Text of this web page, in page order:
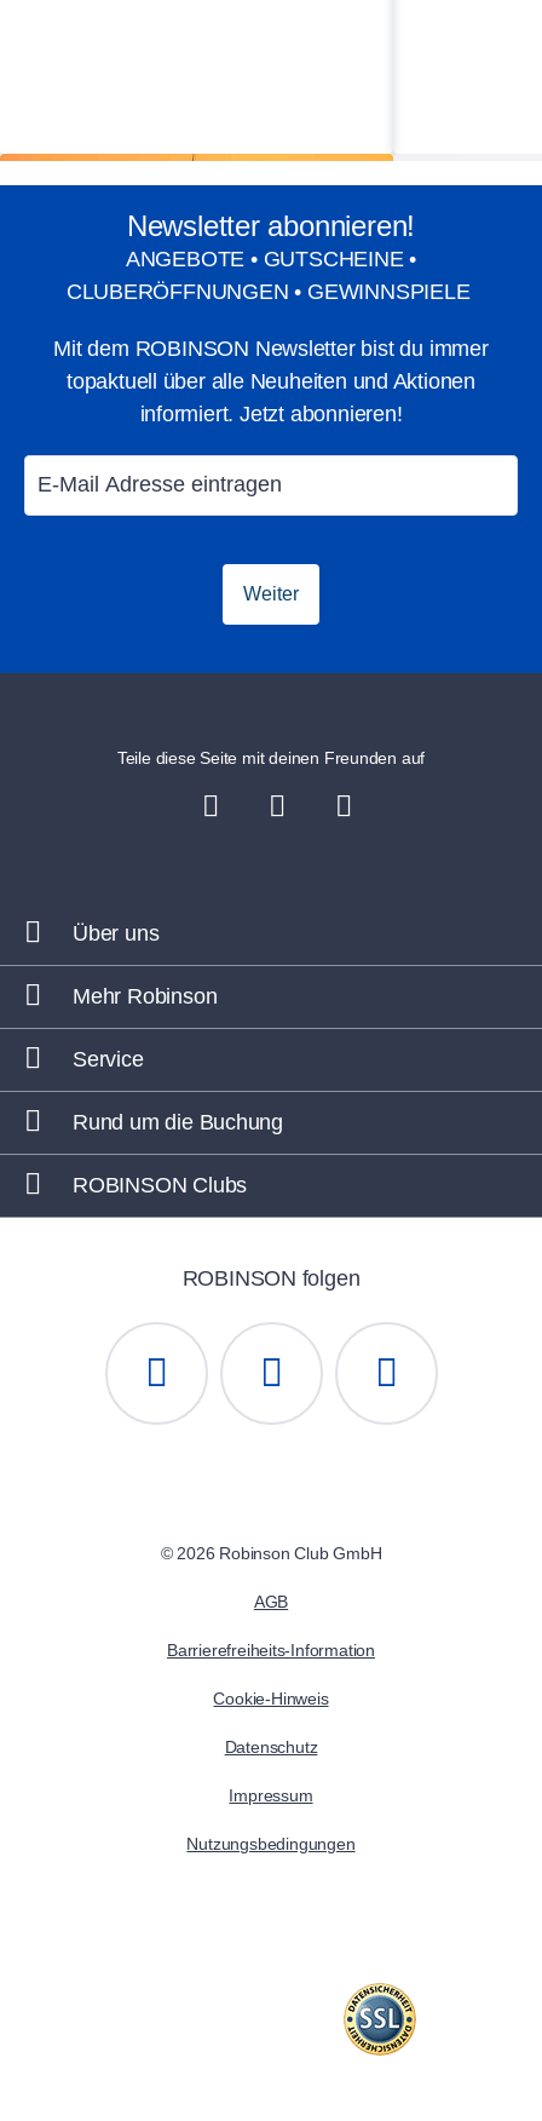
Side
Newsletter abonnieren!
ANGEBOTE • GUTSCHEINE •
CLUBERÖFFNUNGEN • GEWINNSPIELE
Mit dem ROBINSON Newsletter bist du immer
topaktuell über alle Neuheiten und Aktionen
informiert. Jetzt abonnieren!
Weiter
Teile diese Seite mit deinen Freunden auf
Über uns
Mehr Robinson
Service
Rund um die Buchung
ROBINSON Clubs
ROBINSON folgen
© 2026 Robinson Club GmbH
AGB
Barrierefreiheits-Information
Cookie-Hinweis
Datenschutz
Impressum
Nutzungsbedingungen